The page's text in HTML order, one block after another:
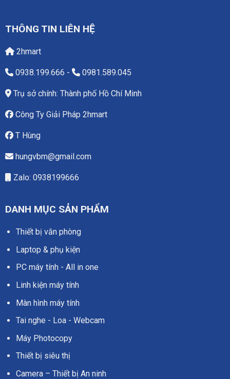
THÔNG TIN LIÊN HỆ
2hmart
0938.199.666 - 0981.589.045
Trụ sở chính: Thành phố Hồ Chí Minh
Công Ty Giải Pháp 2hmart
T Hùng
hungvbm@gmail.com
Zalo: 0938199666
DANH MỤC SẢN PHẨM
Thiết bị văn phòng
Laptop & phụ kiện
PC máy tính - All in one
Linh kiện máy tính
Màn hình máy tính
Tai nghe - Loa - Webcam
Máy Photocopy
Thiết bị siêu thị
Camera – Thiết bị An ninh